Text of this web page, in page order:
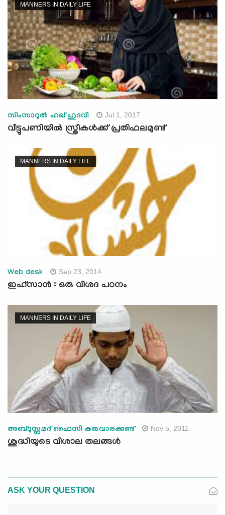
MANNERS IN DAILY LIFE
സിംസാറുല്‍ ഹഖ് ഹുദവി Jul 1, 2017
വീട്ടുപണിയില്‍ സ്ത്രീകള്‍ക്ക് പ്രതിഫലമുണ്ട്
MANNERS IN DAILY LIFE
Web desk Sep 23, 2014
ഇഹ്സാന്‍ : ഒരു വിശദ പഠനം
MANNERS IN DAILY LIFE
അബ്ദുസ്സമദ് ഫൈസി കരുവാരക്കുണ്ട്‌ Nov 5, 2011
ശുദ്ധിയുടെ വിശാല തലങ്ങള്‍
ASK YOUR QUESTION